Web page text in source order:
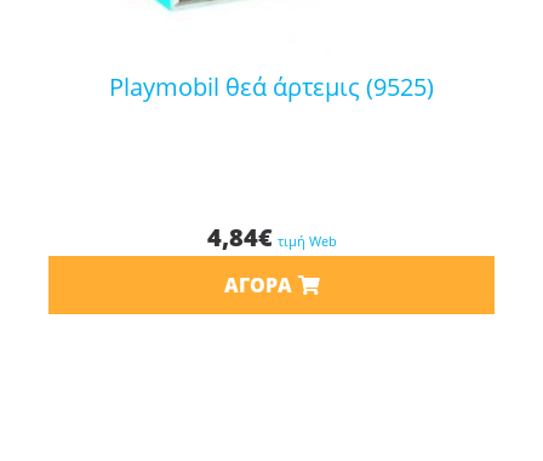
playmobil θεά άρτεμις (9525)
4,84€ τιμή Web
ΑΓΟΡΆ